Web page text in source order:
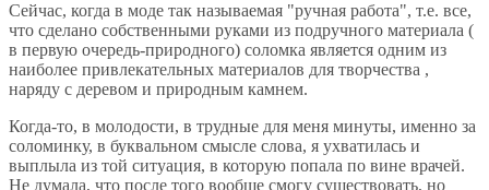
Сейчас, когда в моде так называемая "ручная работа", т.е. все,
что сделано собственными руками из подручного материала (
в первую очередь-природного) соломка является одним из
наиболее привлекательных материалов для творчества ,
наряду с деревом и природным камнем.
Когда-то, в молодости, в трудные для меня минуты, именно за
соломинку, в буквальном смысле слова, я ухватилась и
выплыла из той ситуация, в которую попала по вине врачей.
Не думала, что после того вообще смогу существовать, но